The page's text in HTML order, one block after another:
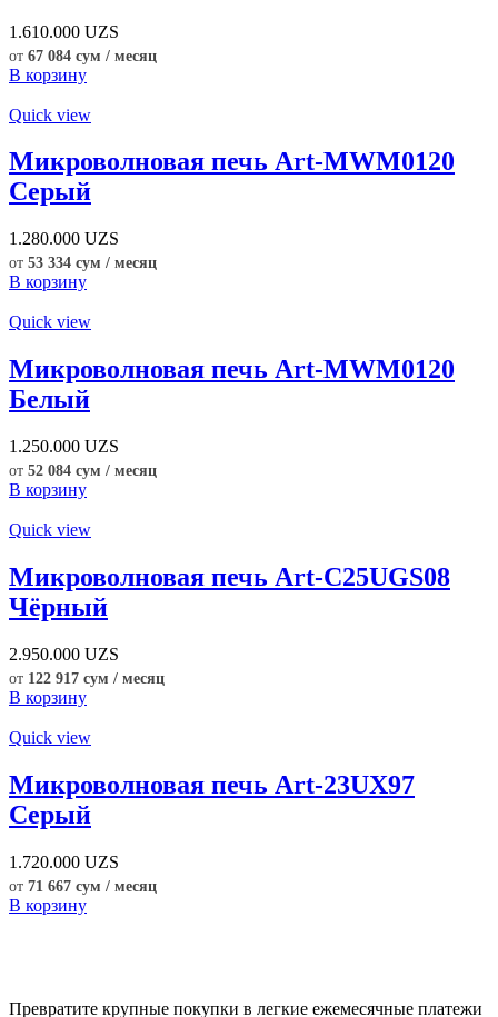
1.610.000 UZS
от 67 084 сум / месяц
В корзину
Quick view
Микроволновая печь Art-MWM0120
Серый
1.280.000 UZS
от 53 334 сум / месяц
В корзину
Quick view
Микроволновая печь Art-MWM0120
Белый
1.250.000 UZS
от 52 084 сум / месяц
В корзину
Quick view
Микроволновая печь Art-C25UGS08
Чёрный
2.950.000 UZS
от 122 917 сум / месяц
В корзину
Quick view
Микроволновая печь Art-23UX97
Серый
1.720.000 UZS
от 71 667 сум / месяц
В корзину
Превратите крупные покупки в легкие ежемесячные платежи